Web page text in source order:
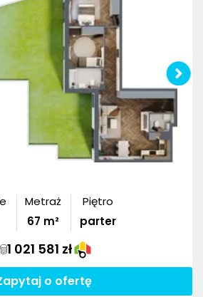
Metraż
67 m²
Piętro
parter
1 021 581 zł
o ofertę